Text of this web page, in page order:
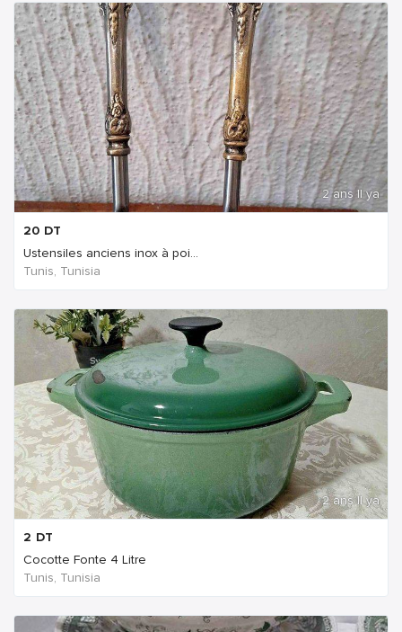
2 ans Il ya
20 DT
Ustensiles anciens inox à poi...
Tunis, Tunisia
2 ans Il ya
2 DT
Cocotte Fonte 4 Litre
Tunis, Tunisia